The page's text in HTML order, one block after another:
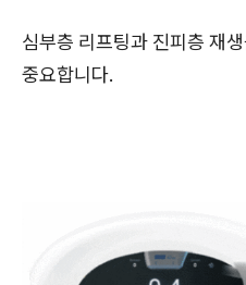
심부층 리프팅과 진피층 재
중요합니다.